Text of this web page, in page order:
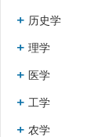
历史学
理学
医学
工学
农学